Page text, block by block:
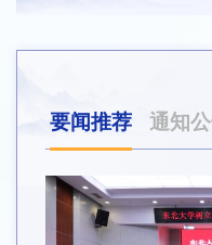
要闻推荐 通知